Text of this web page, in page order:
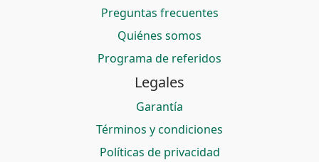
Preguntas frecuentes
Quiénes somos
Programa de referidos
Legales
Garantía
Términos y condiciones
Políticas de privacidad